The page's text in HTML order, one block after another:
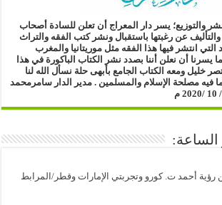
والتوزيع؛ يسر دار المعراج أن تعلن للسادة أصحاب
عن رغبتها باستقبال ونشر كتب الفقه والتراث
التي انتشر فيها هذا الفقه مثل موريتانيا والمغرب
يسرنا أن نعلن أننا بصدد نشر الكتاب الباكورة في هذا
خليل ومعه الكتاب الجامع بأبهى حلة نسأل الله لنا
فيه مصلحة الإسلام والمسلمين . مدير الدار سامرمحمد
الساعة:
رؤية أحمد ت. كورو وتجربتي الإمارات وقطر/المرابط